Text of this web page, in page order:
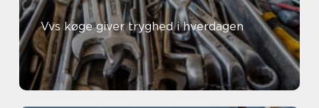
Vvs køge giver tryghed i hverdagen